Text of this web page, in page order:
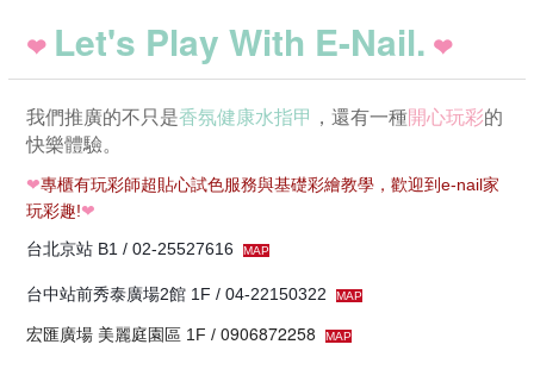
❤ Let's Play With E-Nail. ❤
我們推廣的不只是香氛健康水指甲 ，還有一種開心玩彩的
快樂體驗。
❤專櫃有玩彩師超貼心試色服務與基礎彩繪教學，歡迎到e-nail家
玩彩趣!❤
台北京站 B1 / 02-25527616
MAP
台中站前秀泰廣場2館 1F / 04-22150322 MAP
宏匯廣場 美麗庭園區 1F / 0906872258 MAP